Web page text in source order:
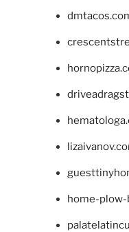
home-